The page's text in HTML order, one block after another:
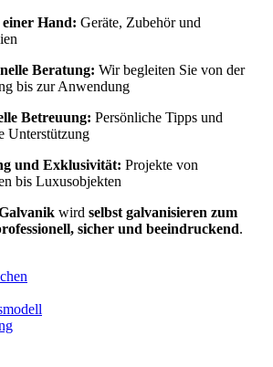
einer Hand: Geräte, Zubehör und
Beratung: Wir begleiten Sie von der
bis zur Anwendung
Betreuung: Persönliche Tipps und
Unterstützung
und Exklusivität: Projekte von
bis Luxusobjekten
wird selbst galvanisieren zum
sicher und beeindruckend.